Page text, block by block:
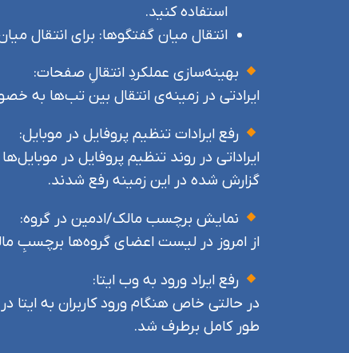
استفاده کنید.
انتقال میان گفتگو‌ها: برای انتقال
بهینه‌سازی عملکردِ انتقالِ صفحات:
ایرادتی در زمینه‌ی انتقال بین تب‌ها به
رفع ایرادات تنظیم پروفایل در موبایل:
ایراداتی در روند تنظیم پروفایل در
گزارش شده در این زمینه رفع شدند.
نمایش برچسب مالک/ادمین در گروه:
از امروز در لیست اعضای گروه‌ها برچسبِ
رفع ایراد ورود به وب ایتا:
در حالتی خاص هنگام ورود کاربران به ایتا
طور کامل برطرف شد.